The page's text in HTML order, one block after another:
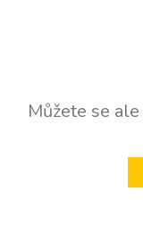
Můžete se